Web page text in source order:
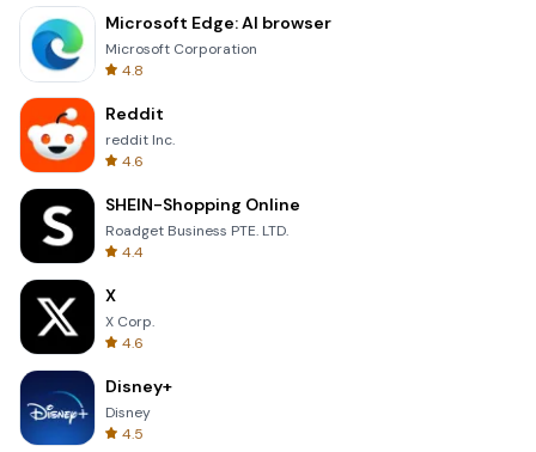
Microsoft Edge: AI browser
Microsoft Corporation
4.8
Reddit
reddit Inc.
4.6
SHEIN-Shopping Online
Roadget Business PTE. LTD.
4.4
X
X Corp.
4.6
Disney+
Disney
4.5